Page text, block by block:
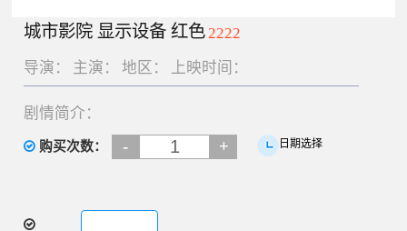
城市影院 显示设备 红色2222
导演： 主演： 地区： 上映时间：
剧情简介：
购买次数： - + 日期选择